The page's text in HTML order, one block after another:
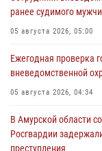
ранее судимого
05 августа 2026, 05:00
Ежегодная проверка
вневедомственной
05 августа 2026, 04:34
В Амурской области
Росгвардии
преступления